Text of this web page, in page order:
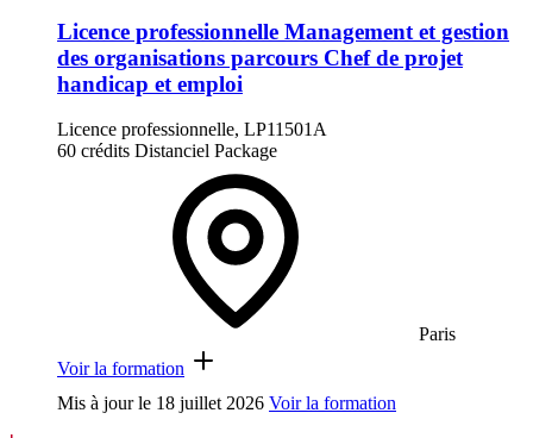
Licence professionnelle Management et gestion
des organisations parcours Chef de projet
handicap et emploi
Licence professionnelle, LP11501A
60 crédits Distanciel Package
Paris
Voir la formation
Mis à jour le 18 juillet 2026 Voir la formation